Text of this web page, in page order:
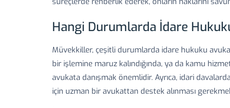
Hangi Durumlarda İdare
Müvekkiller, çeşitli durumlarda idare hukuku
bir işlemine maruz kalındığında, ya da kamu
avukata danışmak önemlidir. Ayrıca, idari
için uzman bir avukattan destek alınması